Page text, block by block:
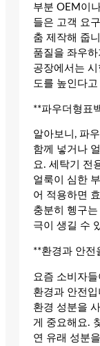
부분 OEM이
들은 고객 요
춤 제작해 줍
품질을 좌우
공장에서는
도를 높인다고
**파우더형표
알아보니, 파
함께 넣거나
요. 세탁기 전
얼룩이 심한
어 적용하면
충분히 헹구
극이 생길 수
**환경과 안전
요즘 소비자
환경과 안전
환경 성분을
게 중요해요.
연 유래 성분